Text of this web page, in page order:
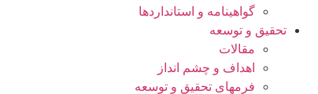
گواهينامه و استانداردها
تحقيق و توسعه
مقالات
اهداف و چشم انداز
فرمهای تحقیق و توسعه